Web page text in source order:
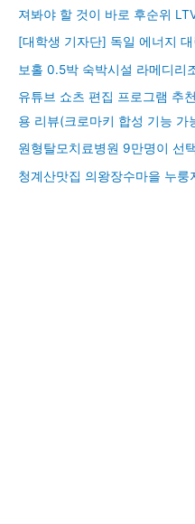
져봐야 할 것이 바로 후순위
[대학생 기자단] 독일 에너지
보홀 0.5박 숙박시설 라메디리
유튜브 쇼츠 편집 프로그램 추
용 리뷰(크로마키 합성 기능 가
원형탈모치료병원 9만명이 선
청계산맛집 의왕장수마을 누룽